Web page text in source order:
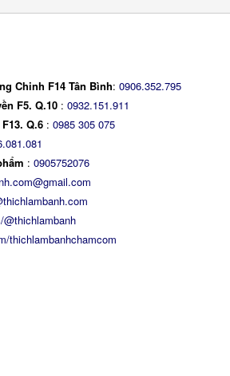
Chinh F14 Tân Bình: 0906.352.795
F5. Q.10 : 0932.151.911
Q.6 : 0985 305 075
: 0905752076
thichlambanhchamcom